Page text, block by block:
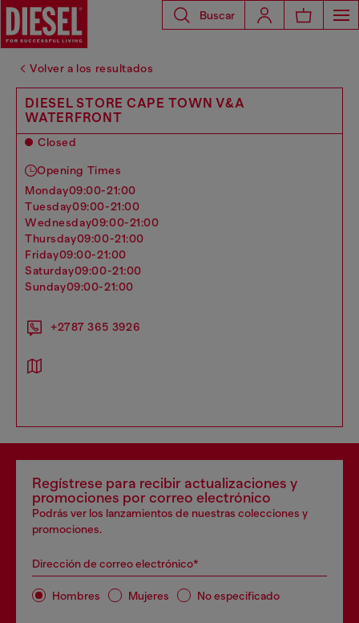
Buscar
Volver a los resultados
DIESEL STORE CAPE TOWN V&A
WATERFRONT
Closed
Opening Times
monday09:00-21:00
tuesday09:00-21:00
wednesday09:00-21:00
thursday09:00-21:00
friday09:00-21:00
saturday09:00-21:00
sunday09:00-21:00
+2787 365 3926
Regístrese para recibir actualizaciones y
promociones por correo electrónico
Podrás ver los lanzamientos de nuestras colecciones y
promociones.
Dirección de correo electrónico*
Hombres Mujeres No especificado